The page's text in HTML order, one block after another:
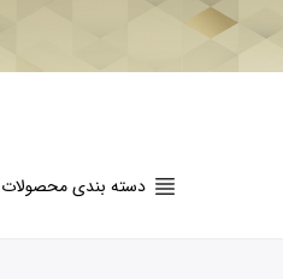
دسته بندی محصولات